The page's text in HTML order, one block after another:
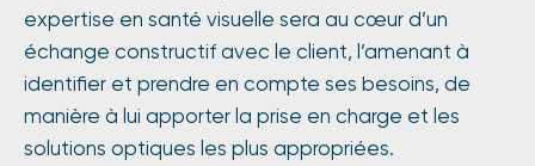
expertise en santé visuelle sera au cœur d’un
échange constructif avec le client, l’amenant à
identifier et prendre en compte ses besoins, de
manière à lui apporter la prise en charge et les
solutions optiques les plus appropriées.